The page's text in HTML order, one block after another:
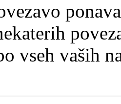
vseh vaših